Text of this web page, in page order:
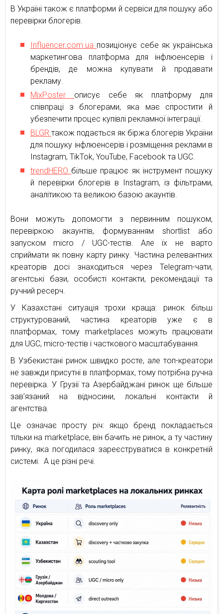
В Україні також є платформи й сервіси для пошуку або
перевірки блогерів.
Influencer.com.ua позиціонує себе як українська
маркетингова платформа для інфлюенсерів і
брендів, де можна купувати й продавати
рекламу.
MixPoster описує себе як платформу для
співпраці з блогерами, яка має спростити й
убезпечити процес купівлі рекламної інтеграції.
BLGRтакож подається як біржа блогерів України
для пошуку інфлюенсерів і розміщення реклами в
Instagram, TikTok, YouTube, Facebook та UGC.
trendHERO більше працює як інструмент пошуку
й перевірки блогерів в Instagram, із фільтрами,
аналітикою та великою базою акаунтів.
Вони можуть допомогти з первинним пошуком,
перевіркою акаунтів, формуванням shortlist або
запуском micro / UGC-тестів. Але їх не варто
сприймати як повну карту ринку. Частина релевантних
креаторів досі знаходиться через Telegram-чати,
агентські бази, особисті контакти, рекомендації та
ручний ресерч.
У Казахстані ситуація трохи краща: ринок більш
структурований, частина креаторів уже є в
платформах, тому marketplaces можуть працювати
для UGC, micro-тестів і часткового масштабування.
В Узбекистані ринок швидко росте, але топ-креатори
не завжди присутні в платформах, тому потрібна ручна
перевірка. У Грузії та Азербайджані ринок ще більше
зав’язаний на відносини, локальні контакти й
агентства.
Це означає просту річ: якщо бренд покладається
тільки на marketplace, він бачить не ринок, а ту частину
ринку, яка погодилася зареєструватися в конкретній
системі. А це різні речі.